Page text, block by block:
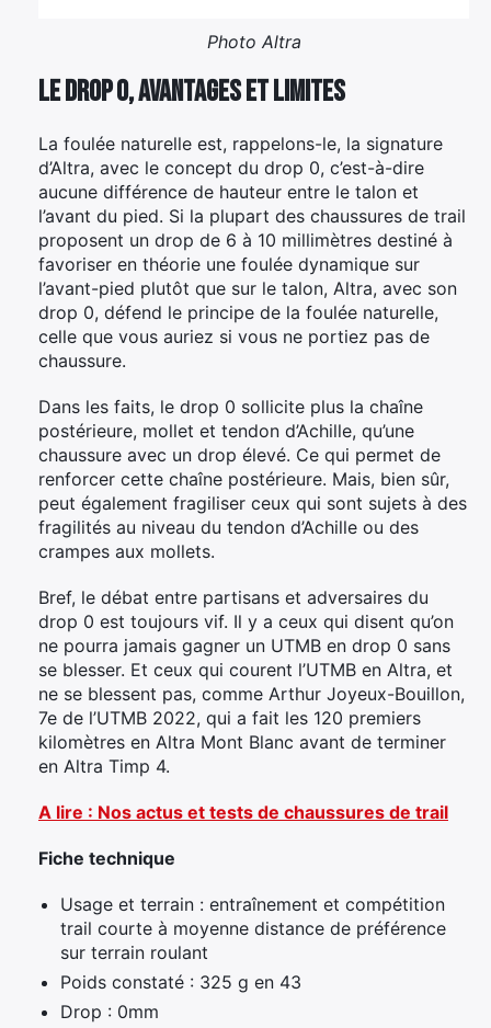
Photo Altra
Le drop 0, avantages et limites
La foulée naturelle est, rappelons-le, la signature
d’Altra, avec le concept du drop 0, c’est-à-dire
aucune différence de hauteur entre le talon et
l’avant du pied. Si la plupart des chaussures de trail
proposent un drop de 6 à 10 millimètres destiné à
favoriser en théorie une foulée dynamique sur
l’avant-pied plutôt que sur le talon, Altra, avec son
drop 0, défend le principe de la foulée naturelle,
celle que vous auriez si vous ne portiez pas de
chaussure.
Dans les faits, le drop 0 sollicite plus la chaîne
postérieure, mollet et tendon d’Achille, qu’une
chaussure avec un drop élevé. Ce qui permet de
renforcer cette chaîne postérieure. Mais, bien sûr,
peut également fragiliser ceux qui sont sujets à des
fragilités au niveau du tendon d’Achille ou des
crampes aux mollets.
Bref, le débat entre partisans et adversaires du
drop 0 est toujours vif. Il y a ceux qui disent qu’on
ne pourra jamais gagner un UTMB en drop 0 sans
se blesser. Et ceux qui courent l’UTMB en Altra, et
ne se blessent pas, comme Arthur Joyeux-Bouillon,
7e de l’UTMB 2022, qui a fait les 120 premiers
kilomètres en Altra Mont Blanc avant de terminer
en Altra Timp 4.
A lire : Nos actus et tests de chaussures de trail
Fiche technique
Usage et terrain : entraînement et compétition
trail courte à moyenne distance de préférence
sur terrain roulant
Poids constaté : 325 g en 43
Drop : 0mm